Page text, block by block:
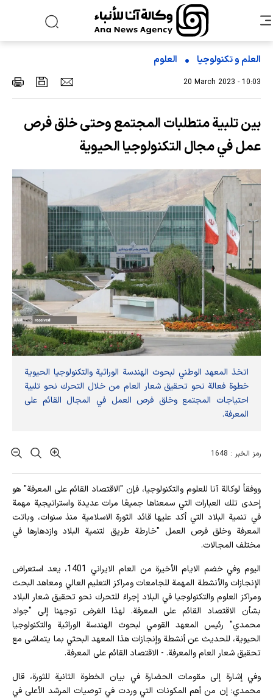
العلم و تکنولوجیا العلوم
20 March 2023 - 10:03
بين تلبية متطلبات المجتمع وحتى خلق فرص
عمل في مجال التكنولوجيا الحيوية
اتخذ المعهد الوطني لبحوث الهندسة الوراثية والتكنولوجيا الحيوية
خطوة فعالة نحو تحقيق شعار العام من خلال التحرك نحو تلبية
احتياجات المجتمع وخلق فرص العمل في المجال القائم على
المعرفة.
رمز الخبر : 1648
ووفقاً لوكالة آنا للعلوم والتكنولوجيا، فإن "الاقتصاد القائم على المعرفة" هو
إحدى تلك العبارات التي سمعناها جميعًا مرات عديدة واستراتيجية مهمة
في تنمية البلاد التي أكد عليها قائد الثورة الاسلامية منذ سنوات، وباتت
المعرفة وخلق فرص العمل "خارطة طريق لتنمية البلاد وازدهارها في
مختلف المجالات.
اليوم وفي خضم الايام الأخيرة من العام الايراني 1401، يعد استعراض
الإنجازات والأنشطة المهمة للجامعات ومراكز التعليم العالي ومعاهد البحث
ومراكز العلوم والتكنولوجيا في البلاد إجراءً للتحرك نحو تحقيق شعار البلاد
بشأن الاقتصاد القائم على المعرفة. لهذا الغرض توجهنا إلى "جواد
محمدي" رئيس المعهد القومي لبحوث الهندسة الوراثية والتكنولوجيا
الحيوية، للحديث عن أنشطة وإنجازات هذا المعهد البحثي بما يتماشى مع
تحقيق شعار العام والمعرفة. - الاقتصاد القائم على المعرفة.
وفي إشارة إلى مقومات الحضارة في بيان الخطوة الثانية للثورة، قال
محمدي: إن من أهم المكونات التي وردت في توصيات المرشد الأعلى في